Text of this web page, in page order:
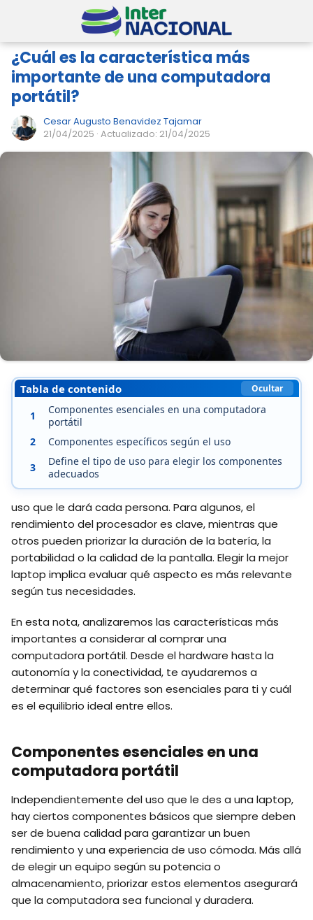
¿Cuál es la característica más
importante de una computadora
portátil?
Cesar Augusto Benavidez Tajamar
21/04/2025 · Actualizado: 21/04/2025
Tabla de contenido Ocultar
1
Componentes esenciales en una computadora
portátil
2
Componentes específicos según el uso
3
Define el tipo de uso para elegir los componentes
adecuados
uso que le dará cada persona. Para algunos, el
rendimiento del procesador es clave, mientras que
otros pueden priorizar la duración de la batería, la
portabilidad o la calidad de la pantalla. Elegir la mejor
laptop implica evaluar qué aspecto es más relevante
según tus necesidades.
En esta nota, analizaremos las características más
importantes a considerar al comprar una
computadora portátil. Desde el hardware hasta la
autonomía y la conectividad, te ayudaremos a
determinar qué factores son esenciales para ti y cuál
es el equilibrio ideal entre ellos.
Componentes esenciales en una
computadora portátil
Independientemente del uso que le des a una laptop,
hay ciertos componentes básicos que siempre deben
ser de buena calidad para garantizar un buen
rendimiento y una experiencia de uso cómoda. Más allá
de elegir un equipo según su potencia o
almacenamiento, priorizar estos elementos asegurará
que la computadora sea funcional y duradera.